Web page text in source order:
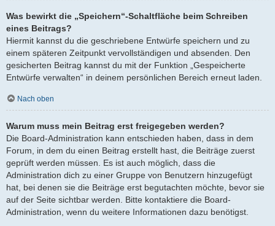
Was bewirkt die „Speichern“-Schaltfläche beim Schreiben
eines Beitrags?
Hiermit kannst du die geschriebene Entwürfe speichern und zu
einem späteren Zeitpunkt vervollständigen und absenden. Den
gesicherten Beitrag kannst du mit der Funktion „Gespeicherte
Entwürfe verwalten“ in deinem persönlichen Bereich erneut laden.
Nach oben
Warum muss mein Beitrag erst freigegeben werden?
Die Board-Administration kann entschieden haben, dass in dem
Forum, in dem du einen Beitrag erstellt hast, die Beiträge zuerst
geprüft werden müssen. Es ist auch möglich, dass die
Administration dich zu einer Gruppe von Benutzern hinzugefügt
hat, bei denen sie die Beiträge erst begutachten möchte, bevor sie
auf der Seite sichtbar werden. Bitte kontaktiere die Board-
Administration, wenn du weitere Informationen dazu benötigst.